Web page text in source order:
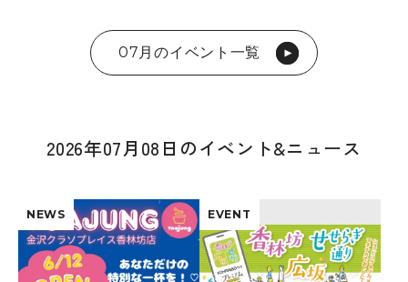
07月のイベント一覧
2026年07月08日のイベント&ニュース
NEWS EVENT